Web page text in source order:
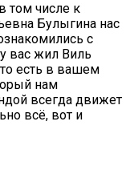
том числе к
Булыгина нас
с
вас жил Виль
есть в вашем
нам
всегда движет
всё, вот и